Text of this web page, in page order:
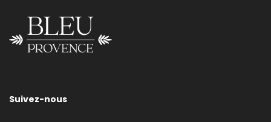
Vanity Size 45cm
sur les tailles, les supports et/ou les finitions de nos sanitaires.
Suivez-nous